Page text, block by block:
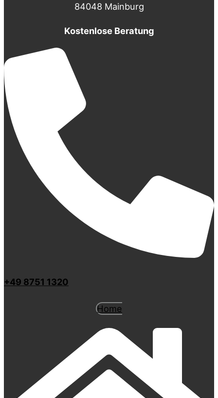
84048 Mainburg
Kostenlose Beratung
+49 8751 1320
Home